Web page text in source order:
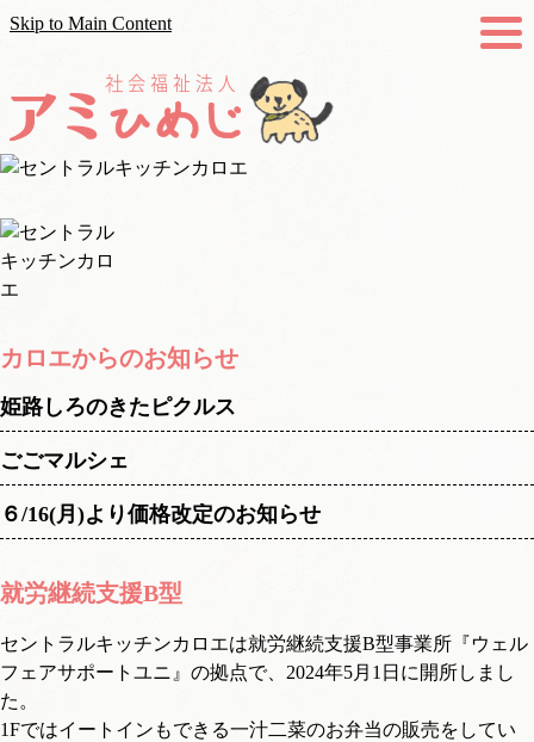
Skip to Main Content
カロエからのお知らせ
姫路しろのきたピクルス
ごごマルシェ
６/16(月)より価格改定のお知らせ
就労継続支援B型
セントラルキッチンカロエは就労継続支援B型事業所『ウェル
フェアサポートユニ』の拠点で、2024年5月1日に開所しまし
た。
1Fではイートインもできる一汁二菜のお弁当の販売をしてい